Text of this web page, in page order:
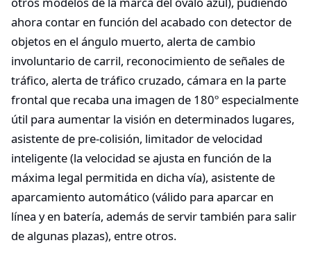
ahora contar en función del acabado con detector de
objetos en el ángulo muerto, alerta de cambio
involuntario de carril, reconocimiento de señales de
tráfico, alerta de tráfico cruzado, cámara en la parte
frontal que recaba una imagen de 180º especialmente
útil para aumentar la visión en determinados lugares,
asistente de pre-colisión, limitador de velocidad
inteligente (la velocidad se ajusta en función de la
máxima legal permitida en dicha vía), asistente de
aparcamiento automático (válido para aparcar en
línea y en batería, además de servir también para salir
de algunas plazas), entre otros.